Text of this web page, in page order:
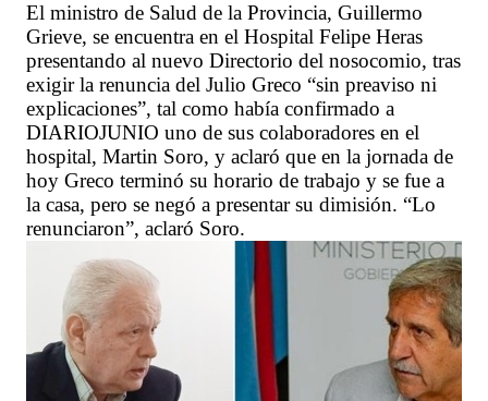
El ministro de Salud de la Provincia, Guillermo
Grieve, se encuentra en el Hospital Felipe Heras
presentando al nuevo Directorio del nosocomio, tras
exigir la renuncia del Julio Greco “sin preaviso ni
explicaciones”, tal como había confirmado a
DIARIOJUNIO uno de sus colaboradores en el
hospital, Martin Soro, y aclaró que en la jornada de
hoy Greco terminó su horario de trabajo y se fue a
la casa, pero se negó a presentar su dimisión. “Lo
renunciaron”, aclaró Soro.